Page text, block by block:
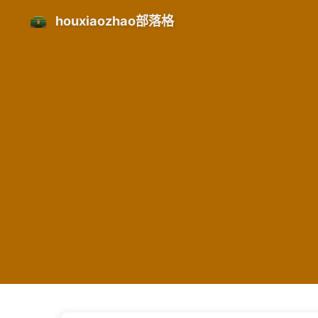
houxiaozhao部落格